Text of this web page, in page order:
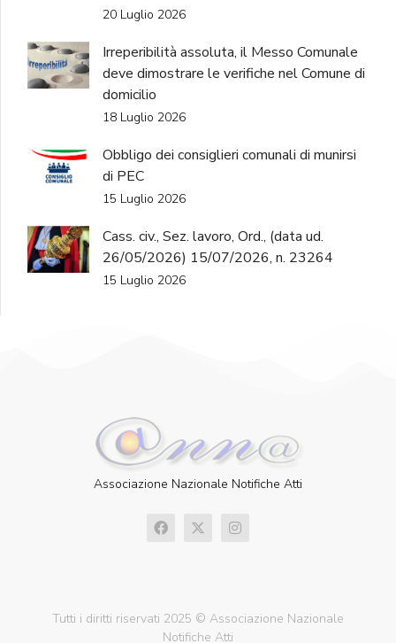
20 Luglio 2026
Irreperibilità assoluta, il Messo Comunale
deve dimostrare le verifiche nel Comune di
domicilio
18 Luglio 2026
Obbligo dei consiglieri comunali di munirsi
di PEC
15 Luglio 2026
Cass. civ., Sez. lavoro, Ord., (data ud.
26/05/2026) 15/07/2026, n. 23264
15 Luglio 2026
Associazione Nazionale Notifiche Atti
Tutti i diritti riservati 2025 © Associazione Nazionale
Notifiche Atti